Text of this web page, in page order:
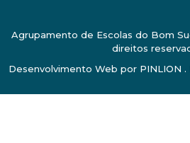
Agrupamento de Escolas do Bom
direitos
Desenvolvimento Web por PINLION